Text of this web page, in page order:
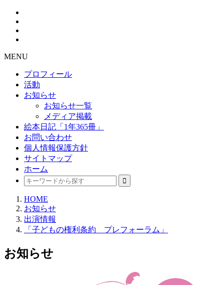
MENU
プロフィール
活動
お知らせ
お知らせ一覧
メディア掲載
絵本日記「1年365冊」
お問い合わせ
個人情報保護方針
サイトマップ
ホーム
HOME
お知らせ
出演情報
「子どもの権利条約 プレフォーラム」
お知らせ